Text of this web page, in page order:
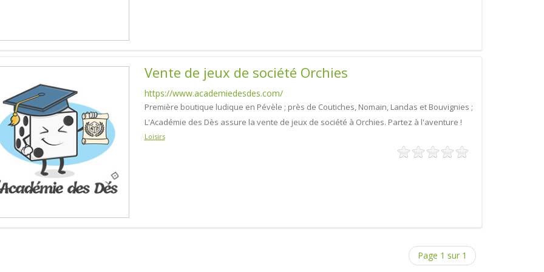
Vente de jeux de société Orchies
https://www.academiedesdes.com/
Première boutique ludique en Pévèle ; près de Coutiches, Nomain, Landas et Bouvignies ;
L'Académie des Dès assure la vente de jeux de société à Orchies. Partez à l'aventure !
Loisirs
Page 1 sur 1